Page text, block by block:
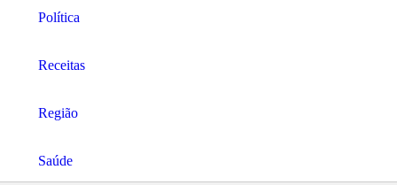
Política
Receitas
Região
Saúde